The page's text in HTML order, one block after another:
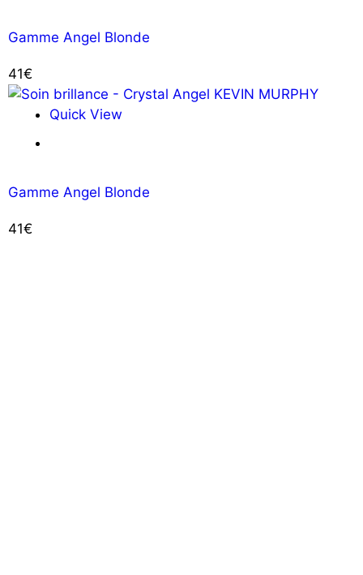
Gamme Angel Blonde
41€
Quick View
Gamme Angel Blonde
41€